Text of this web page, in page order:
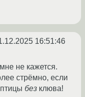
16:51:46
не кажется.
стрёмно, если
без клюва!